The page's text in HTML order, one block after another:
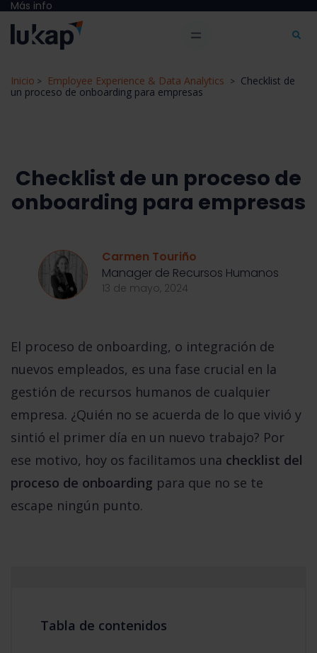
Más info
Inicio > Employee Experience & Data Analytics > Checklist de
un proceso de onboarding para empresas
Checklist de un proceso de
onboarding para empresas
Carmen Touriño
Manager de Recursos Humanos
13 de mayo, 2024
El proceso de onboarding, o integración de
nuevos empleados, es una fase crucial en la
gestión de recursos humanos de cualquier
empresa. ¿Quién no se acuerda de lo que vivió y
sintió el primer día en un nuevo trabajo? Por
ese motivo, hoy os facilitamos una checklist del
proceso de onboarding para que no se te
escape ningún punto.
Tabla de contenidos